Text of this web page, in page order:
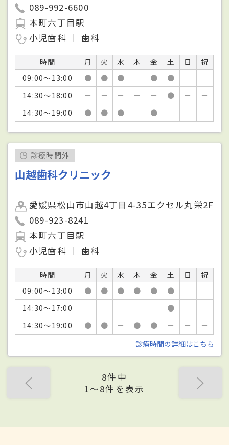
089-992-6600
本町六丁目駅
小児歯科
歯科
時間 月 火 水 木 金 土 日
祝
09:00～13:00
● ● ● － ● ● －
－
14:30～18:00
－ － － － － ● －
－
14:30～19:00
● ● ● － ● － － －
診療時間外
山越歯科クリニック
愛媛県松山市山越4丁目4-35エクセル丸栄2F
089-923-8241
本町六丁目駅
小児歯科
歯科
時間 月 火 水 木 金 土 日
祝
09:00～13:00
● ● ● ● ● ● －
－
14:30～17:00
－ － － － － ● －
－
14:30～19:00
● ● － ● ● － －
－
診療時間の詳細はこちら
8件中
1〜8件を表示